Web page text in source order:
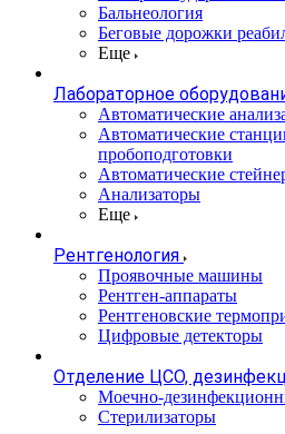
Бальнеология
Беговые дорожки
Еще
Лабораторное
Автоматические
Автоматические
пробоподготовки
Автоматические
Анализаторы
Еще
Рентгенология
Проявочные машины
Рентген-аппараты
Рентгеновские
Цифровые детекторы
Отделение ЦСО,
Моечно-
Стерилизаторы